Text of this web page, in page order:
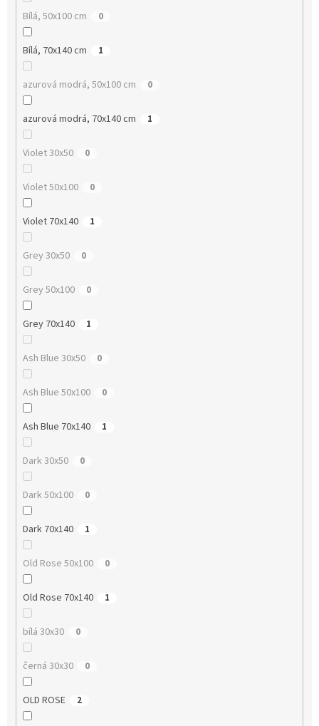
Bílá, 50x100 cm 0
Bílá, 70x140 cm 1
azurová modrá, 50x100 cm 0
azurová modrá, 70x140 cm 1
Violet 30x50 0
Violet 50x100 0
Violet 70x140 1
Grey 30x50 0
Grey 50x100 0
Grey 70x140 1
Ash Blue 30x50 0
Ash Blue 50x100 0
Ash Blue 70x140 1
Dark 30x50 0
Dark 50x100 0
Dark 70x140 1
Old Rose 50x100 0
Old Rose 70x140 1
bílá 30x30 0
černá 30x30 0
OLD ROSE 2